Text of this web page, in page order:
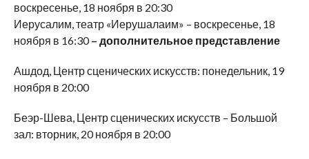
воскресенье, 18 ноября в 20:30
Иерусалим, театр «Иерушалаим» – воскресенье, 18
ноября в 16:30– дополнительное представление
Ашдод, Центр сценических искусств: понедельник, 19
ноября в 20:00
Беэр-Шева, Центр сценических искусств – Большой
зал: вторник, 20 ноября в 20:00